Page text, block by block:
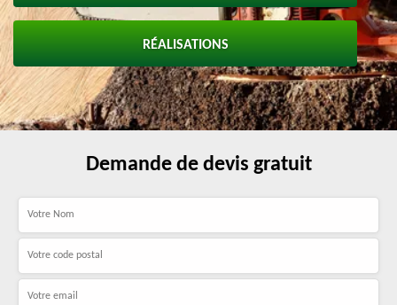
RÉALISATIONS
Demande de devis gratuit